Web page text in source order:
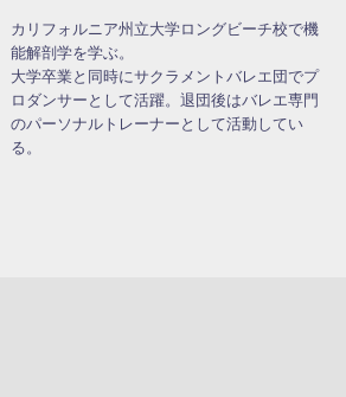
カリフォルニア州立大学ロングビーチ校で機
能解剖学を学ぶ。
大学卒業と同時にサクラメントバレエ団でプ
ロダンサーとして活躍。退団後はバレエ専門
のパーソナルトレーナーとして活動してい
る。